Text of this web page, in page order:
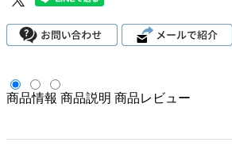
商品情報 商品説明 商品レビュー